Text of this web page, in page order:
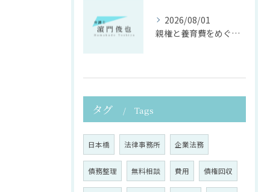
2026/08/01
親権と養育費をめぐる法律支援の重要性
タグ Tags
日本橋 法律事務所 企業法務
債務整理 無料相談 費用 債権回収